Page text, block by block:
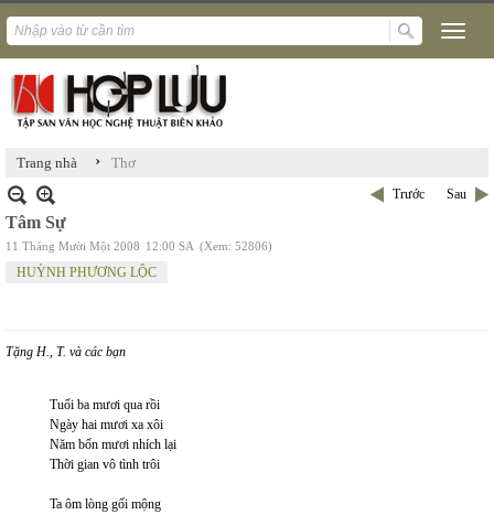
Trang nhà › Thơ
Trước Sau
Tâm Sự
11 Tháng Mười Một 2008 12:00 SA (Xem: 52806)
HUỲNH PHƯƠNG LỘC
Tặng H., T. và các bạn
Tuổi ba mươi qua rồi
Ngày hai mươi xa xôi
Năm bốn mươi nhích lại
Thời gian vô tình trôi
Ta ôm lòng gối mộng